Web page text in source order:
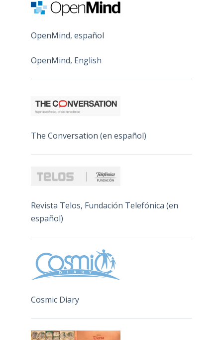
OpenMind, español
OpenMind, English
The Conversation (en español)
Revista Telos, Fundación Telefónica (en
español)
Cosmic Diary